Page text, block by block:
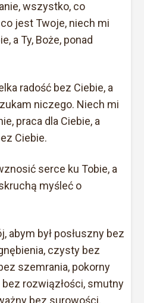
wszystko, co
jest Twoje, niech mi
a Ty, Boże, ponad
radość bez Ciebie, a
niczego. Niech mi
praca dla Ciebie, a
Ciebie.
serce ku Tobie, a
myśleć o
abym był posłuszny bez
czysty bez
szemrania, pokorny
bez rozwiązłości, smutny
bez surowości,